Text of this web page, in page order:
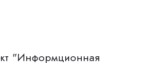
"Информционная